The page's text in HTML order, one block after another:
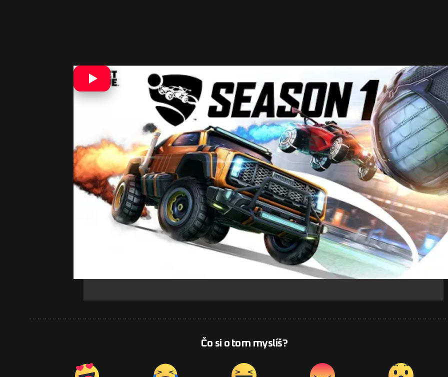
Nie je to po prvýkrát čo servery hry prichádzajúcej na Epic Game Store nápor nových
hráčov nezvládli. V živej pamäti máme ešte stále GTA V, ktoré bolo v rámci jedného týždňa
dispozícii zadarmo. Titul od Rockstar Games mal s nimi problémy niekoľko dní.
Rocket League od Psyonix už dnes na Steame nenájdeme. Hráči, ktorí si ho kúpili na
tejto platforme, však o nič neprídu.Všetky aktualizácie a vylepšenia budú dostupné aj pre
nich. Rovnako ako aj cross-platform hranie.
- Reklama -
Čo si o tom myslíš?